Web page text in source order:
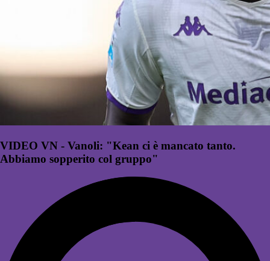
VIDEO VN - Vanoli: "Kean ci è mancato tanto.
Abbiamo sopperito col gruppo"